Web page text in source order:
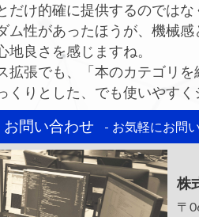
だけ的確に提供するのではな
ム性があったほうが、機械
地良さを感じますね。
拡張でも、「本のカテゴリ
くりとした、でも使いやす
お問い合わせ - お気軽にお問
株
〒